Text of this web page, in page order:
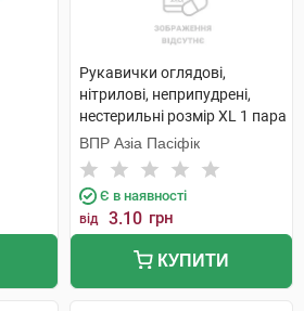
Рукавички оглядові,
нітрилові, неприпудрені,
нестерильні розмір XL 1 пара
ВПР Азіа Пасіфік
Є в наявності
від 3.10 грн
КУПИТИ